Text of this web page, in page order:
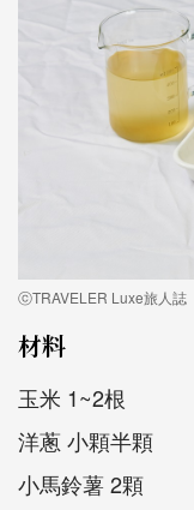
ⓒTRAVELER Luxe旅人誌
材料
玉米 1~2根
洋蔥 小顆半顆
小馬鈴薯 2顆